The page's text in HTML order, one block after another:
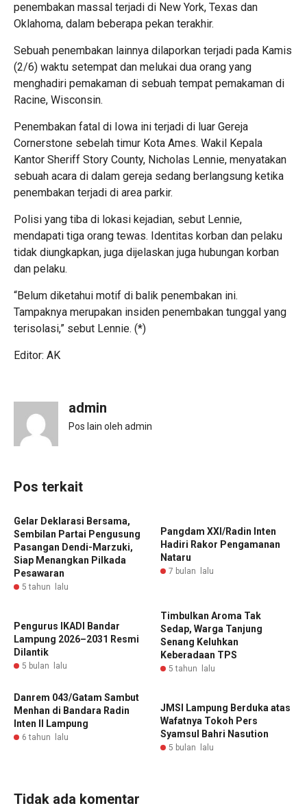
penembakan massal terjadi di New York, Texas dan
Oklahoma, dalam beberapa pekan terakhir.
Sebuah penembakan lainnya dilaporkan terjadi pada Kamis
(2/6) waktu setempat dan melukai dua orang yang
menghadiri pemakaman di sebuah tempat pemakaman di
Racine, Wisconsin.
Penembakan fatal di Iowa ini terjadi di luar Gereja
Cornerstone sebelah timur Kota Ames. Wakil Kepala
Kantor Sheriff Story County, Nicholas Lennie, menyatakan
sebuah acara di dalam gereja sedang berlangsung ketika
penembakan terjadi di area parkir.
Polisi yang tiba di lokasi kejadian, sebut Lennie,
mendapati tiga orang tewas. Identitas korban dan pelaku
tidak diungkapkan, juga dijelaskan juga hubungan korban
dan pelaku.
“Belum diketahui motif di balik penembakan ini.
Tampaknya merupakan insiden penembakan tunggal yang
terisolasi,” sebut Lennie. (*)
Editor: AK
admin
Pos lain oleh admin
Pos terkait
Gelar Deklarasi Bersama,
Sembilan Partai Pengusung
Pasangan Dendi-Marzuki,
Siap Menangkan Pilkada
Pesawaran
5 tahun lalu
‎Pangdam XXI/Radin Inten
Hadiri Rakor Pengamanan
Nataru ‎
7 bulan lalu
Pengurus IKADI Bandar
Lampung 2026–2031 Resmi
Dilantik
5 bulan lalu
Timbulkan Aroma Tak
Sedap, Warga Tanjung
Senang Keluhkan
Keberadaan TPS
5 tahun lalu
Danrem 043/Gatam Sambut
Menhan di Bandara Radin
Inten II Lampung
6 tahun lalu
JMSI Lampung Berduka atas
Wafatnya Tokoh Pers
Syamsul Bahri Nasution
5 bulan lalu
Tidak ada komentar